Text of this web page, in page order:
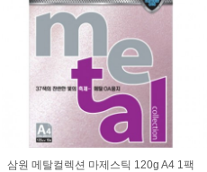
삼원 메탈컬렉션 마제스틱 120g A4 1팩